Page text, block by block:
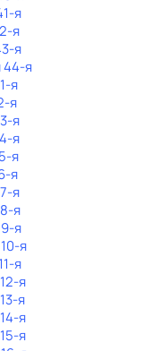
я
я
я
44-я
я
я
я
я
я
я
я
я
я
я
я
я
я
я
я